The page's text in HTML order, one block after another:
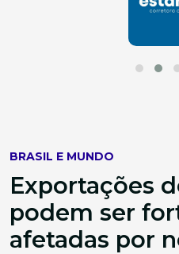
BRASIL E MUNDO
Exportações
podem ser
afetadas por